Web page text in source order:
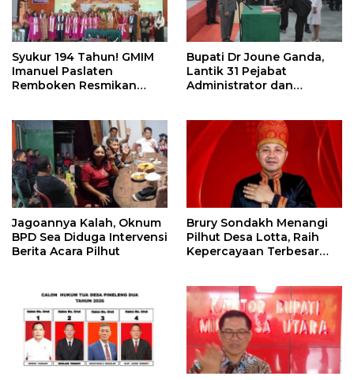
Syukur 194 Tahun! GMIM
Imanuel Paslaten
Remboken Resmikan
Bupati Dr Joune Ganda,
Lantik 31 Pejabat
Administrator dan
Jagoannya Kalah, Oknum
BPD Sea Diduga Intervensi
Berita Acara Pilhut
Brury Sondakh Menangi
Pilhut Desa Lotta, Raih
Kepercayaan Terbesar